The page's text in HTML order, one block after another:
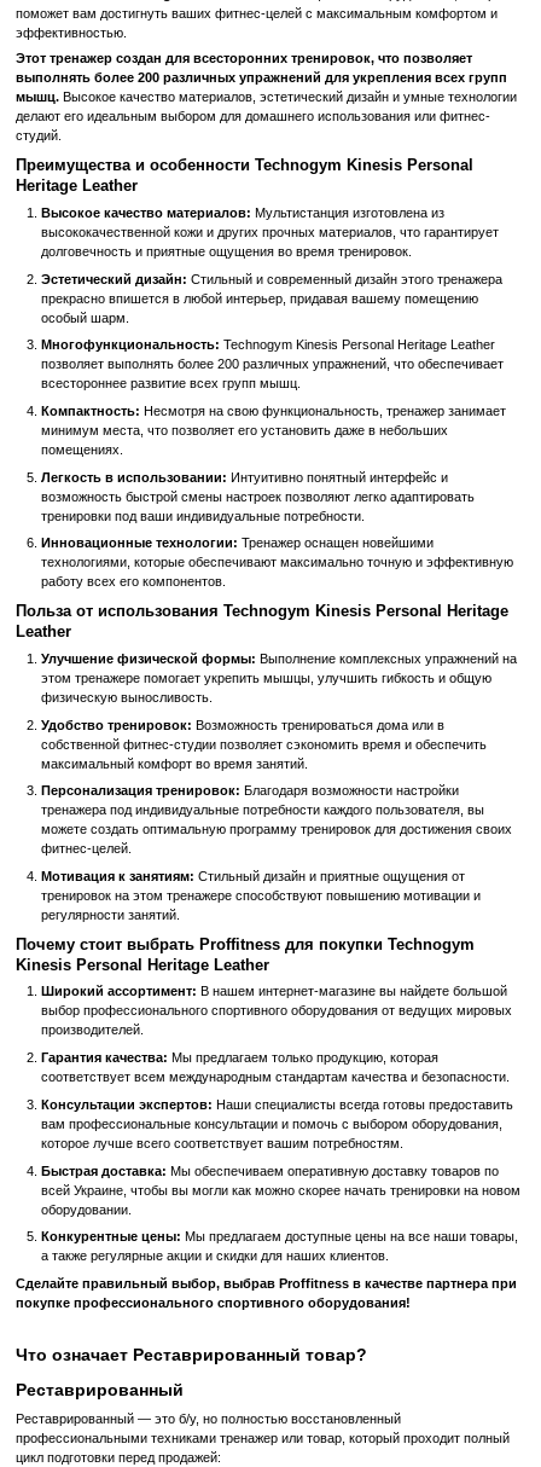
Описание
Тренажер для всесторонних тренировок
Technogym Kinesis Personal Heritage Leather:
Выбор для Комплексного Фитнеса
В современном мире все больше людей стремятся достичь
физической формы и улучшить свое здоровье.Мультистанция
Kinesis Personal Heritage Leather – это инновационное
поможет вам достигнуть ваших фитнес-целей с максимальным
эффективностью.
Этот тренажер создан для всесторонних тренировок, что
выполнять более 200 различных упражнений для укрепления
мышц.Высокое качество материалов, эстетический дизайн и
делают его идеальным выбором для домашнего использования
студий.
Преимущества и особенности Technogym Kinesis
Heritage Leather
Высокое качество материалов:
Мультистанция изготовлена
долговечность и приятные ощущения во время тренировок.
Эстетический дизайн:Стильный и современный дизайн
прекрасно впишется в любой интерьер, придавая вашему
особый шарм.
Многофункциональность:Technogym Kinesis Personal
позволяет выполнять более 200 различных упражнений, что
всестороннее развитие всех групп мышц.
Компактность:Несмотря на свою функциональность,
минимум места, что позволяет его установить даже в
помещениях.
Легкость в использовании:Интуитивно понятный
тренировки под ваши индивидуальные потребности.
Инновационные технологии:Тренажер оснащен новейшими
технологиями, которые обеспечивают максимально точную и
работу всех его компонентов.
Польза от использования Technogym Kinesis
Leather
Улучшение физической формы:Выполнение комплексных
физическую выносливость.
Удобство тренировок:
собственной фитнес-студии позволяет сэкономить время и
максимальный комфорт во время занятий.
Персонализация тренировок:Благодаря возможности
можете создать оптимальную программу тренировок для
Мотивация к занятиям:
тренировок на этом тренажере способствуют повышению
регулярности занятий.